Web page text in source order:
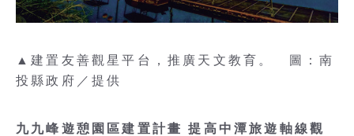
▲建置友善觀星平台，推廣天文教育。 圖：南
投縣政府／提供
九九峰遊憩園區建置計畫 提高中潭旅遊軸線觀